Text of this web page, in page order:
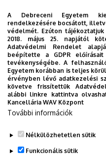
Agrár
és
Tangazdaság
(AKIT)
Előterjesztés:
DE AKIT
költségvetés
Határozati javaslat:A DE
(IV. 2.) sz.
Tartózkodás mellett
gazdálkodási
Legutóbbi frissítés: 2023. 02.
A Debreceni Egyetem
rendelkezésére bocsátott,
védelmét. Ezúton
2018. május 25. napjától
Adatvédelmi Rendelet
beépítette a GDPR
tevékenységébe. A
Egyetem korábban is teljes
érvényben lévő adatkezelési
követve frissítettük
alábbi linkre kattintva
Kancellária WAV Központ
További információk
Nélkülözhetetlen sütik
Funkcionális sütik